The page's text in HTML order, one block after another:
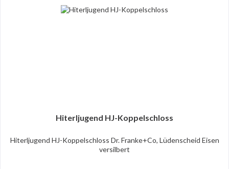
Hiterljugend HJ-Koppelschloss
Hiterljugend HJ-Koppelschloss Dr. Franke+Co, Lüdenscheid Eisen
versilbert